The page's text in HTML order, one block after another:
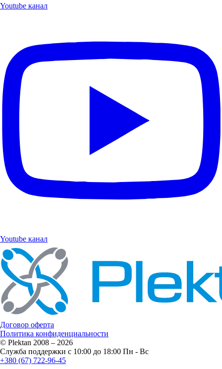
Youtube канал
Youtube канал
Договор оферта
Политика конфиденциальности
© Plektan 2008 – 2026
Служба поддержки с 10:00 до 18:00 Пн - Вс
+380 (67) 722-96-45